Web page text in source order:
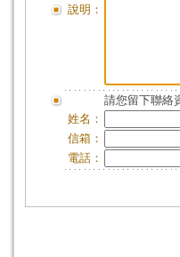
說明：
請您留下聯絡
姓名：
信箱：
電話：